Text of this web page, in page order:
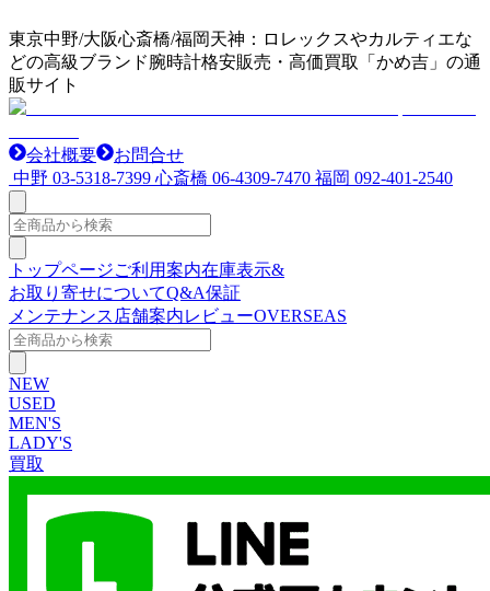
東京中野/大阪心斎橋/福岡天神：ロレックスやカルティエな
どの高級ブランド腕時計格安販売・高価買取「かめ吉」の通
販サイト
会社概要
お問合せ
中野 03-5318-7399 心斎橋 06-4309-7470 福岡 092-401-2540
トップページご利用案内在庫表示&
お取り寄せについてQ&A保証
メンテナンス 店舗案内レビューOVERSEAS
NEW
USED
MEN'S
LADY'S
買取